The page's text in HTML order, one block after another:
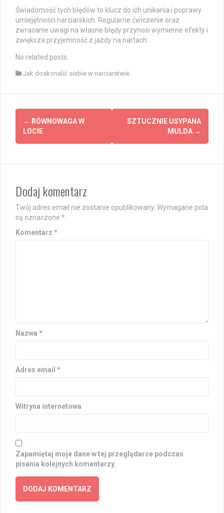
Świadomość tych błędów to klucz do ich unikania i poprawy
umiejętności narciarskich. Regularne ćwiczenie oraz
zwracanie uwagi na własne błędy przynosi wymierne efekty i
zwiększa przyjemność z jazdy na nartach.
No related posts.
Jak doskonalić siebie w narciarstwie
Post
navigation
← RÓWNOWAGA W
LOCIE
SZTUCZNIE USYPANA
MULDA →
Dodaj komentarz
Twój adres email nie zostanie opublikowany. Wymagane pola
są oznaczone *
Komentarz *
Nazwa *
Adres email *
Witryna internetowa
Zapamiętaj moje dane w tej przeglądarce podczas
pisania kolejnych komentarzy.